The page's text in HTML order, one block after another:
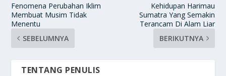
Fenomena Perubahan Iklim
Membuat Musim Tidak
Menentu
SEBELUMNYA
Kehidupan Harimau
Sumatra Yang Semakin
Terancam Di Alam Liar
BERIKUTNYA
TENTANG PENULIS